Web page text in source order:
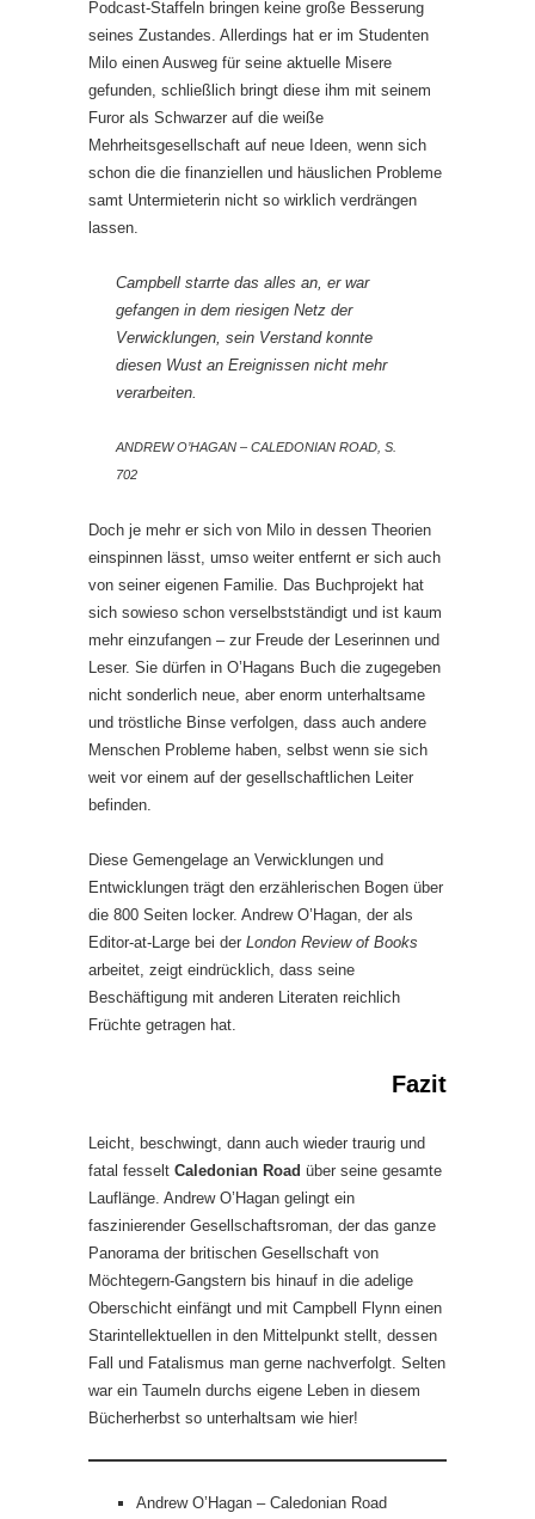
Podcast-Staffeln bringen keine große Besserung
seines Zustandes. Allerdings hat er im Studenten
Milo einen Ausweg für seine aktuelle Misere
gefunden, schließlich bringt diese ihm mit seinem
Furor als Schwarzer auf die weiße
Mehrheitsgesellschaft auf neue Ideen, wenn sich
schon die die finanziellen und häuslichen Probleme
samt Untermieterin nicht so wirklich verdrängen
lassen.
Campbell starrte das alles an, er war
gefangen in dem riesigen Netz der
Verwicklungen, sein Verstand konnte
diesen Wust an Ereignissen nicht mehr
verarbeiten.
ANDREW O’HAGAN – CALEDONIAN ROAD, S.
702
Doch je mehr er sich von Milo in dessen Theorien
einspinnen lässt, umso weiter entfernt er sich auch
von seiner eigenen Familie. Das Buchprojekt hat
sich sowieso schon verselbstständigt und ist kaum
mehr einzufangen – zur Freude der Leserinnen und
Leser. Sie dürfen in O’Hagans Buch die zugegeben
nicht sonderlich neue, aber enorm unterhaltsame
und tröstliche Binse verfolgen, dass auch andere
Menschen Probleme haben, selbst wenn sie sich
weit vor einem auf der gesellschaftlichen Leiter
befinden.
Diese Gemengelage an Verwicklungen und
Entwicklungen trägt den erzählerischen Bogen über
die 800 Seiten locker. Andrew O’Hagan, der als
Editor-at-Large bei der London Review of Books
arbeitet, zeigt eindrücklich, dass seine
Beschäftigung mit anderen Literaten reichlich
Früchte getragen hat.
Fazit
Leicht, beschwingt, dann auch wieder traurig und
fatal fesselt Caledonian Road über seine gesamte
Lauflänge. Andrew O’Hagan gelingt ein
faszinierender Gesellschaftsroman, der das ganze
Panorama der britischen Gesellschaft von
Möchtegern-Gangstern bis hinauf in die adelige
Oberschicht einfängt und mit Campbell Flynn einen
Starintellektuellen in den Mittelpunkt stellt, dessen
Fall und Fatalismus man gerne nachverfolgt. Selten
war ein Taumeln durchs eigene Leben in diesem
Bücherherbst so unterhaltsam wie hier!
Andrew O’Hagan – Caledonian Road